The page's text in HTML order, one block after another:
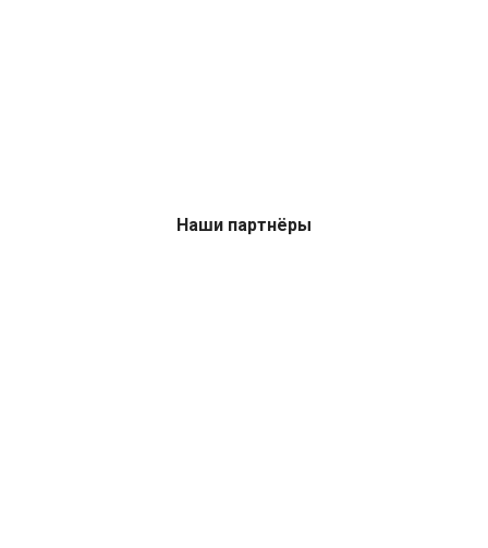
Наши партнёры